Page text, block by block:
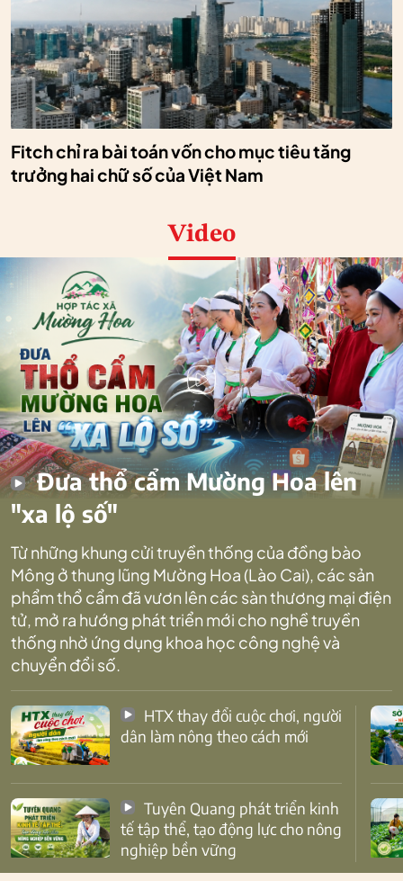
Fitch chỉ ra bài toán vốn cho mục tiêu tăng
trưởng hai chữ số của Việt Nam
Video
Đưa thổ cẩm Mường Hoa lên
"xa lộ số"
Từ những khung cửi truyền thống của đồng bào
Mông ở thung lũng Mường Hoa (Lào Cai), các sản
phẩm thổ cẩm đã vươn lên các sàn thương mại điện
tử, mở ra hướng phát triển mới cho nghề truyền
thống nhờ ứng dụng khoa học công nghệ và
chuyển đổi số.
dân làm nông theo cách mới
tế tập thể, tạo động lực cho nông
nghiệp bền vững